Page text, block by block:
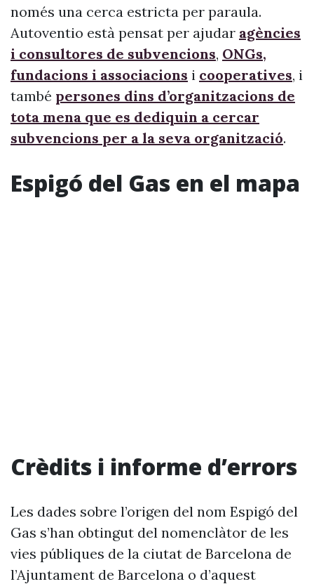
només una cerca estricta per paraula.
Autoventio està pensat per ajudar agències
i consultores de subvencions, ONGs,
fundacions i associacions i cooperatives, i
també persones dins d’organitzacions de
tota mena que es dediquin a cercar
subvencions per a la seva organització.
Espigó del Gas en el mapa
Crèdits i informe d’errors
Les dades sobre l’origen del nom Espigó del
Gas s’han obtingut del nomenclàtor de les
vies públiques de la ciutat de Barcelona de
l’Ajuntament de Barcelona o d’aquest